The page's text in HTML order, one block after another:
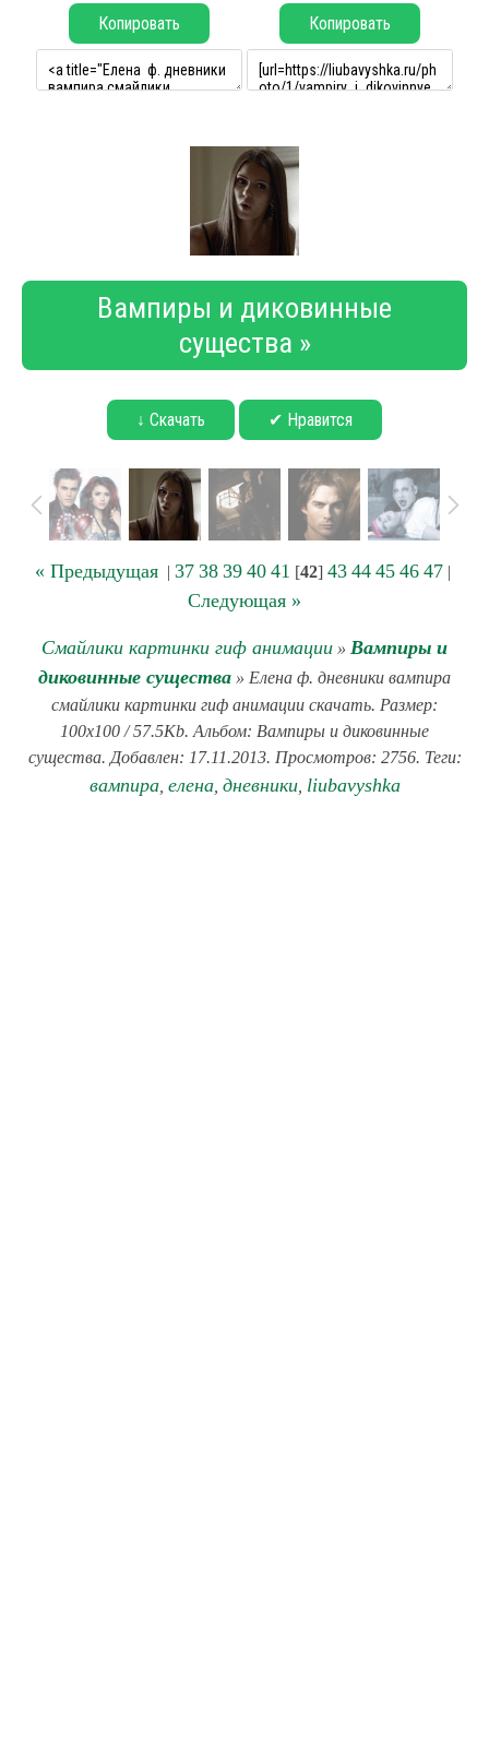
Копировать Копировать
Вампиры и диковинные
существа »
↓ Скачать ✔ Нравится
« Предыдущая| 37 38 39 40 41 [42] 43 44 45 46 47|
Следующая »
Смайлики картинки гиф анимации » Вампиры и
диковинные существа » Елена ф. дневники вампира
смайлики картинки гиф анимации скачать. Размер:
100x100 / 57.5Kb. Альбом: Вампиры и диковинные
существа. Добавлен: 17.11.2013. Просмотров: 2756. Теги:
вампира, елена, дневники, liubavyshka